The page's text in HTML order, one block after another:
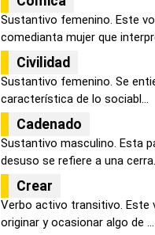
Sustantivo femenino. Este
comedianta mujer que
Civilidad
Sustantivo femenino. Se
característica de lo sociabl...
Cadenado
Sustantivo masculino. Esta
desuso se refiere a una
Crear
Verbo activo transitivo. Este
originar y ocasionar algo de ...